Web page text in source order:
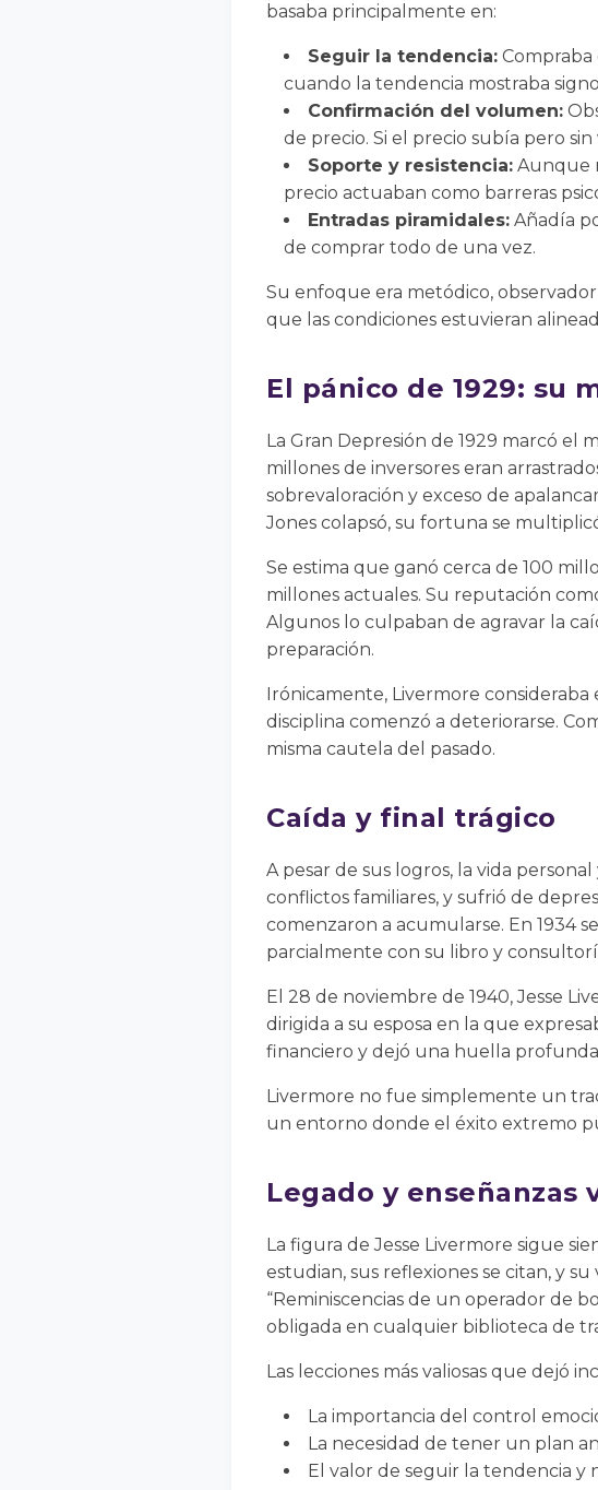
basaba principalmente en:
Seguir la tendencia:
cuando la tendencia mostraba
Confirmación del volumen:
de precio. Si el precio subía pero
Soporte y resistencia: Aunque
precio actuaban como barreras
Entradas piramidales: Añadía
de comprar todo de una vez.
Su enfoque era metódico,
que las condiciones estuvieran
El pánico de 1929: su
La Gran Depresión de 1929 marcó el
millones de inversores eran
sobrevaloración y exceso de
Jones colapsó, su fortuna se
Se estima que ganó cerca de 100
millones actuales. Su reputación
Algunos lo culpaban de agravar la
preparación.
Irónicamente, Livermore
disciplina comenzó a deteriorarse.
misma cautela del pasado.
Caída y final trágico
A pesar de sus logros, la vida
conflictos familiares, y sufrió de
comenzaron a acumularse. En 1934
parcialmente con su libro y
El 28 de noviembre de 1940, Jesse
dirigida a su esposa en la que
financiero y dejó una huella
Livermore no fue simplemente un
un entorno donde el éxito extremo
Legado y enseñanzas
La figura de Jesse Livermore sigue
estudian, sus reflexiones se citan, y
“Reminiscencias de un operador de
obligada en cualquier biblioteca de
Las lecciones más valiosas que dejó
La importancia del control
La necesidad de tener un plan
El valor de seguir la tendencia y